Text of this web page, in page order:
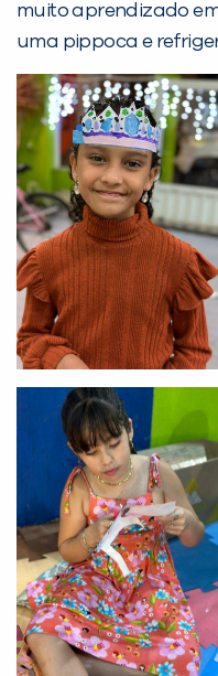
muito aprendizado
uma pippoca e
Preencha
já vamos te
Você é aluno inFlux?
Sim